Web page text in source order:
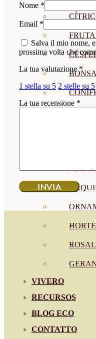
VIVERO
RECURSOS
BLOG ECO
CONTATTO
Nome *
Email *
Salva il mio nome,
prossima volta che
La tua valutazione*
1 stella su 5 2 stelle su 5
La tua recensione *